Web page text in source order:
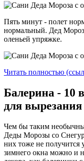
Пять минут - полет
нормальный. Дед Мороз
оленьей упряжке.
Читать полностью
Балерина - 10
для
Чем бы таким
Деды Морозы со
них тоже не получится
зимнего окна можно и